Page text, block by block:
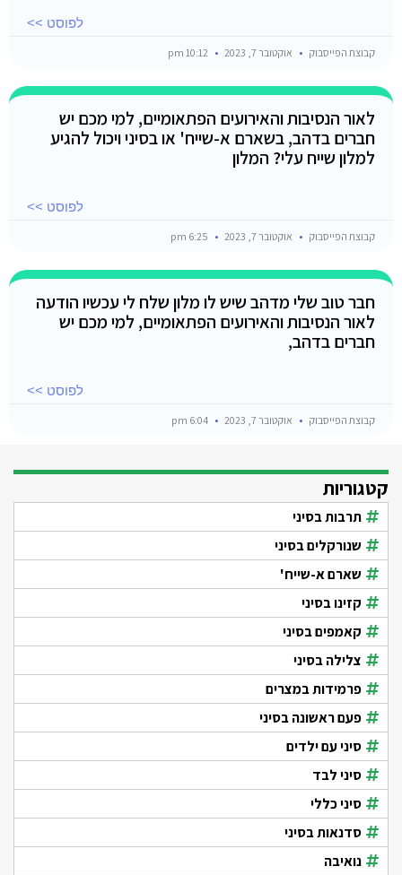
לפוסט >>
קבוצת הפייסבוק אוקטובר 7, 2023
לאור הנסיבות והאירועים הפתאומיים, למי מכם יש
חברים בדהב, בשארם א-שייח' או בסיני ויכול להגיע
למלון שייח עלי? המלון
לפוסט >>
קבוצת הפייסבוק אוקטובר 7, 2023
חבר טוב שלי מדהב שיש לו מלון שלח לי עכשיו הודעה
לאור הנסיבות והאירועים הפתאומיים, למי מכם יש
חברים בדהב,
לפוסט >>
קבוצת הפייסבוק אוקטובר 7, 2023
קטגוריות
תרבות בסיני
שנורקלים בסיני
שארם א-שייח'
קזינו בסיני
קאמפים בסיני
צלילה בסיני
פרמידות במצרים
פעם ראשונה בסיני
סיני עם ילדים
סיני לבד
סיני כללי
סדנאות בסיני
נואיבה